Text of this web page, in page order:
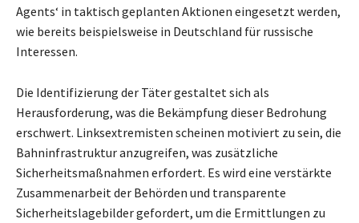
Agents‘ in taktisch geplanten Aktionen eingesetzt werden,
wie bereits beispielsweise in Deutschland für russische
Interessen.
Die Identifizierung der Täter gestaltet sich als
Herausforderung, was die Bekämpfung dieser Bedrohung
erschwert. Linksextremisten scheinen motiviert zu sein, die
Bahninfrastruktur anzugreifen, was zusätzliche
Sicherheitsmaßnahmen erfordert. Es wird eine verstärkte
Zusammenarbeit der Behörden und transparente
Sicherheitslagebilder gefordert, um die Ermittlungen zu